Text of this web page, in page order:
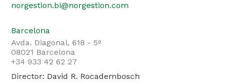
norgestion.bi@norgestion.com
Barcelona
Avda. Diagonal, 618 - 5º
08021 Barcelona
+34 933 42 62 27
Director: David R. Rocadembosch